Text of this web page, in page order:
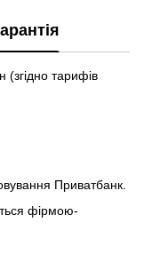
тарифів
Приватбанк.
фірмою-